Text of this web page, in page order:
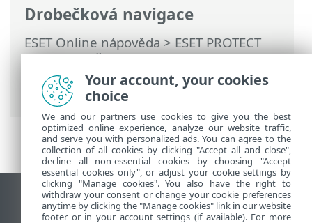
Drobečková navigace
ESET Online nápověda>ESET PROTECT
On-Prem>Řešení problémů> Problém
po aktualizaci/migraci ESET PROTECT
serveru
Zobrazit verzi pro počítač
Your account, your cookies
choice
We and our partners use cookies to give you the best
optimized online experience, analyze our website traffic,
and serve you with personalized ads. You can agree to the
collection of all cookies by clicking "Accept all and close",
decline all non-essential cookies by choosing "Accept
essential cookies only", or adjust your cookie settings by
clicking "Manage cookies". You also have the right to
withdraw your consent or change your cookie preferences
anytime by clicking the "Manage cookies" link in our website
footer or in your account settings (if available). For more